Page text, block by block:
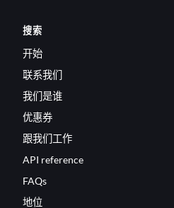
搜索
开始
联系我们
我们是谁
优惠券
跟我们工作
API reference
FAQs
地位